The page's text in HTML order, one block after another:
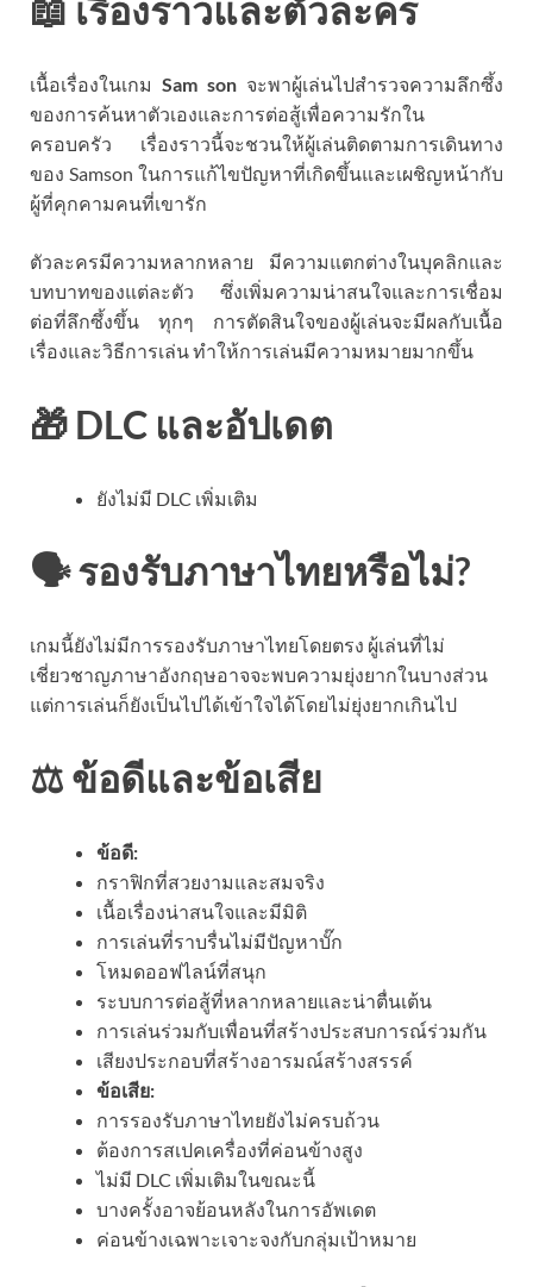
📖 เรื่องราวและตัวละคร
เนื้อเรื่องในเกม Sam son จะพาผู้เล่นไปสำรวจความลึกซึ้ง
ของการค้นหาตัวเองและการต่อสู้เพื่อความรักใน
ครอบครัว เรื่องราวนี้จะชวนให้ผู้เล่นติดตามการเดินทาง
ของ Samson ในการแก้ไขปัญหาที่เกิดขึ้นและเผชิญหน้ากับ
ผู้ที่คุกคามคนที่เขารัก
ตัวละครมีความหลากหลาย มีความแตกต่างในบุคลิกและ
บทบาทของแต่ละตัว ซึ่งเพิ่มความน่าสนใจและการเชื่อม
ต่อที่ลึกซึ้งขึ้น ทุกๆ การตัดสินใจของผู้เล่นจะมีผลกับเนื้อ
เรื่องและวิธีการเล่น ทำให้การเล่นมีความหมายมากขึ้น
🎁 DLC และอัปเดต
ยังไม่มี DLC เพิ่มเติม
🗣️ รองรับภาษาไทยหรือไม่?
เกมนี้ยังไม่มีการรองรับภาษาไทยโดยตรง ผู้เล่นที่ไม่
เชี่ยวชาญภาษาอังกฤษอาจจะพบความยุ่งยากในบางส่วน
แต่การเล่นก็ยังเป็นไปได้เข้าใจได้โดยไม่ยุ่งยากเกินไป
⚖️ ข้อดีและข้อเสีย
ข้อดี:
กราฟิกที่สวยงามและสมจริง
เนื้อเรื่องน่าสนใจและมีมิติ
การเล่นที่ราบรื่นไม่มีปัญหาบั๊ก
โหมดออฟไลน์ที่สนุก
ระบบการต่อสู้ที่หลากหลายและน่าตื่นเต้น
การเล่นร่วมกับเพื่อนที่สร้างประสบการณ์ร่วมกัน
เสียงประกอบที่สร้างอารมณ์สร้างสรรค์
ข้อเสีย:
การรองรับภาษาไทยยังไม่ครบถ้วน
ต้องการสเปคเครื่องที่ค่อนข้างสูง
ไม่มี DLC เพิ่มเติมในขณะนี้
บางครั้งอาจย้อนหลังในการอัพเดต
ค่อนข้างเฉพาะเจาะจงกับกลุ่มเป้าหมาย